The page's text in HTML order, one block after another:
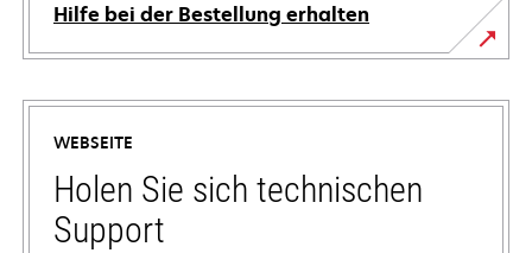
Hilfe bei der Bestellung erhalten
WEBSEITE
Holen Sie sich technischen
Support